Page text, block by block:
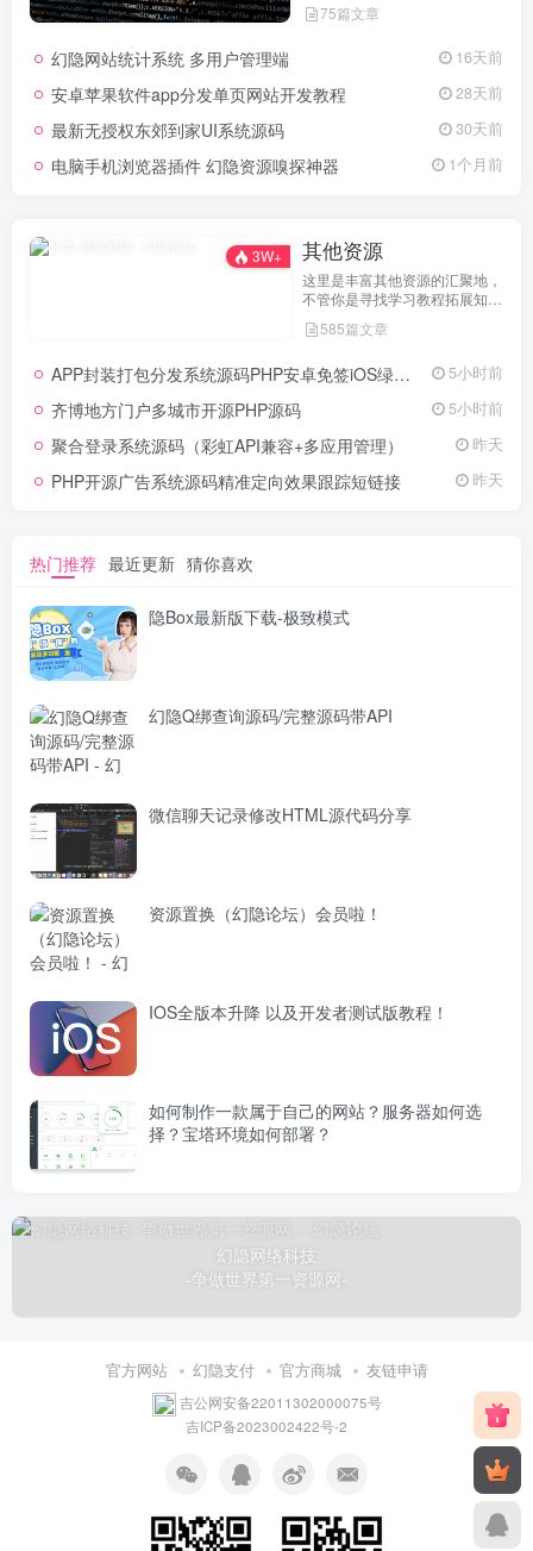
实际测试可用，助力快速搭建稳
75篇文章
幻隐网站统计系统 多用户管理端 16天前
安卓苹果软件app分发单页网站开发教程 28天前
最新无授权东郊到家UI系统源码 30天前
电脑手机浏览器插件 幻隐资源嗅探神器 1个月前
3W+ 其他资源
这里是丰富其他资源的汇聚地，
不管你是寻找学习教程拓展知
灵感，亦或是查询专业数据辅助
源定期更新、分类清晰、下载便
务，快来探索发现所需资源！
585篇文章
APP封装打包分发系统源码PHP安卓免签iOS绿标工具 5小时前
齐博地方门户多城市开源PHP源码 5小时前
聚合登录系统源码（彩虹API兼容+多应用管理） 昨天
PHP开源广告系统源码精准定向效果跟踪短链接 昨天
热门推荐 最近更新 猜你喜欢
隐Box最新版下载-极致模式
幻隐Q绑查询源码/完整源码带API
微信聊天记录修改HTML源代码分享
资源置换（幻隐论坛）会员啦！
IOS全版本升降 以及开发者测试版教程！
如何制作一款属于自己的网站？服务器如何选
择？宝塔环境如何部署？
幻隐网络科技
-争做世界第一资源网-
官方网站 幻隐支付 官方商城 友链申请
吉公网安备22011302000075号
吉ICP备2023002422号-2